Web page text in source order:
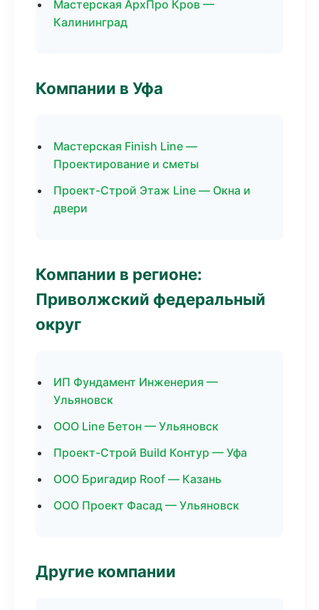
Мастерская АрхПро Кров —
Калининград
Компании в Уфа
Мастерская Finish Line —
Проектирование и сметы
Проект-Строй Этаж Line — Окна и
двери
Компании в регионе:
Приволжский федеральный
округ
ИП Фундамент Инженерия —
Ульяновск
ООО Line Бетон — Ульяновск
Проект-Строй Build Контур — Уфа
ООО Бригадир Roof — Казань
ООО Проект Фасад — Ульяновск
Другие компании